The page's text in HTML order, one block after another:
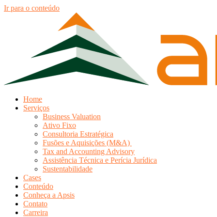
Ir para o conteúdo
Home
Serviços
Business Valuation
Ativo Fixo
Consultoria Estratégica
Fusões e Aquisições (M&A)
Tax and Accounting Advisory
Assistência Técnica e Perícia Jurídica
Sustentabilidade
Cases
Conteúdo
Conheça a Apsis
Contato
Carreira